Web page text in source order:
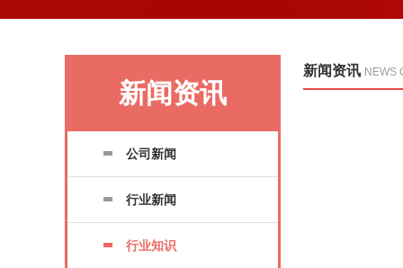
新闻资讯
公司新闻
行业新闻
行业知识
新闻资讯 NEWS